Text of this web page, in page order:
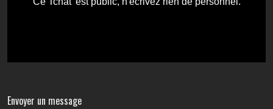
Envoyer un message